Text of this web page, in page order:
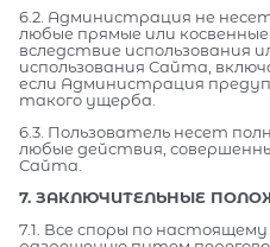
6.2. Администрация не
любые прямые или
вследствие использования
использования Сайта,
если Администрация
такого ущерба.
6.3. Пользователь несет
любые действия,
Сайта.
7. ЗАКЛЮЧИТЕЛЬНЫЕ
7.1. Все споры по